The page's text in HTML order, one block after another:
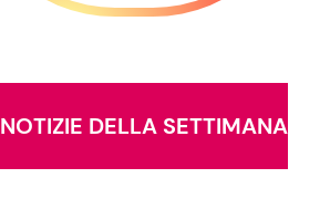
NOTIZIE DELLA SETTIMANA